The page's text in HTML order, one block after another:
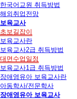
한국어교원 취득방법
해외취업전망
보육교사
초보길잡이
보육교사란
보육교사2급 취득방법
대면수업일정
보육교사1급 취득방법
장애영유아 보육교사란
아동학사/전문학사
장애영유아 보육교사